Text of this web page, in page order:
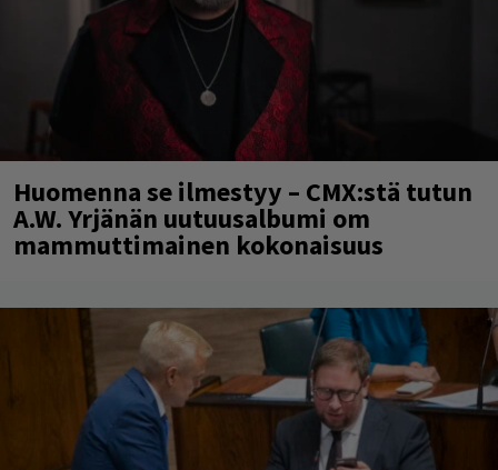
Huomenna se ilmestyy – CMX:stä tutun
A.W. Yrjänän uutuusalbumi om
mammuttimainen kokonaisuus